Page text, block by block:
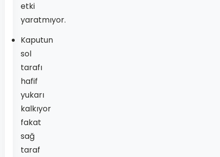
etki
yaratmıyor.
Kaputun
sol
tarafı
hafif
yukarı
kalkıyor
fakat
sağ
taraf